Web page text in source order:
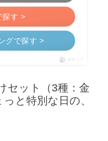
探す >
グで探す >
ポチップ
セット（3種：金
と特別な日の、